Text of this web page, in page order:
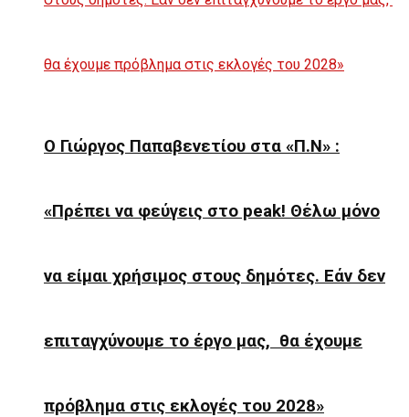
Ο Γιώργος Παπαβενετίου στα «Π.Ν» :
«Πρέπει να φεύγεις στο peak! Θέλω μόνο
να είμαι χρήσιμος στους δημότες. Εάν δεν
επιταγχύνουμε το έργο μας, θα έχουμε
πρόβλημα στις εκλογές του 2028»